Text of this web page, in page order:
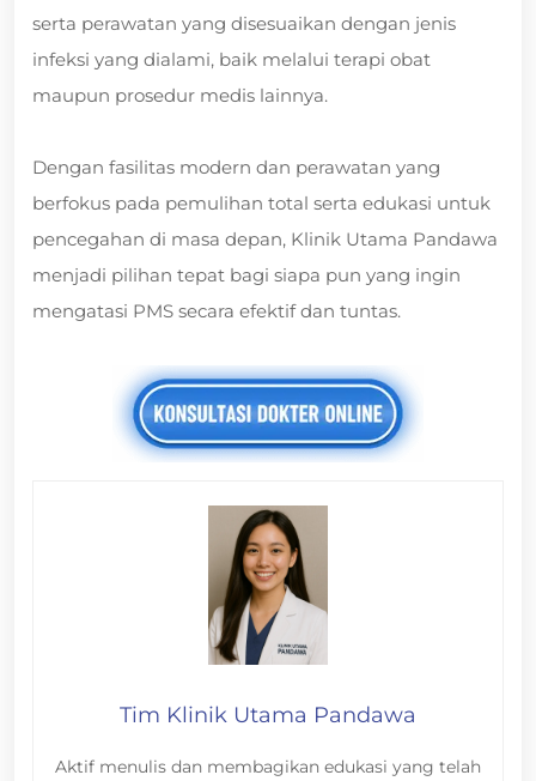
serta perawatan yang disesuaikan dengan jenis
infeksi yang dialami, baik melalui terapi obat
maupun prosedur medis lainnya.
Dengan fasilitas modern dan perawatan yang
berfokus pada pemulihan total serta edukasi untuk
pencegahan di masa depan, Klinik Utama Pandawa
menjadi pilihan tepat bagi siapa pun yang ingin
mengatasi PMS secara efektif dan tuntas.
Tim Klinik Utama Pandawa
Aktif menulis dan membagikan edukasi yang telah